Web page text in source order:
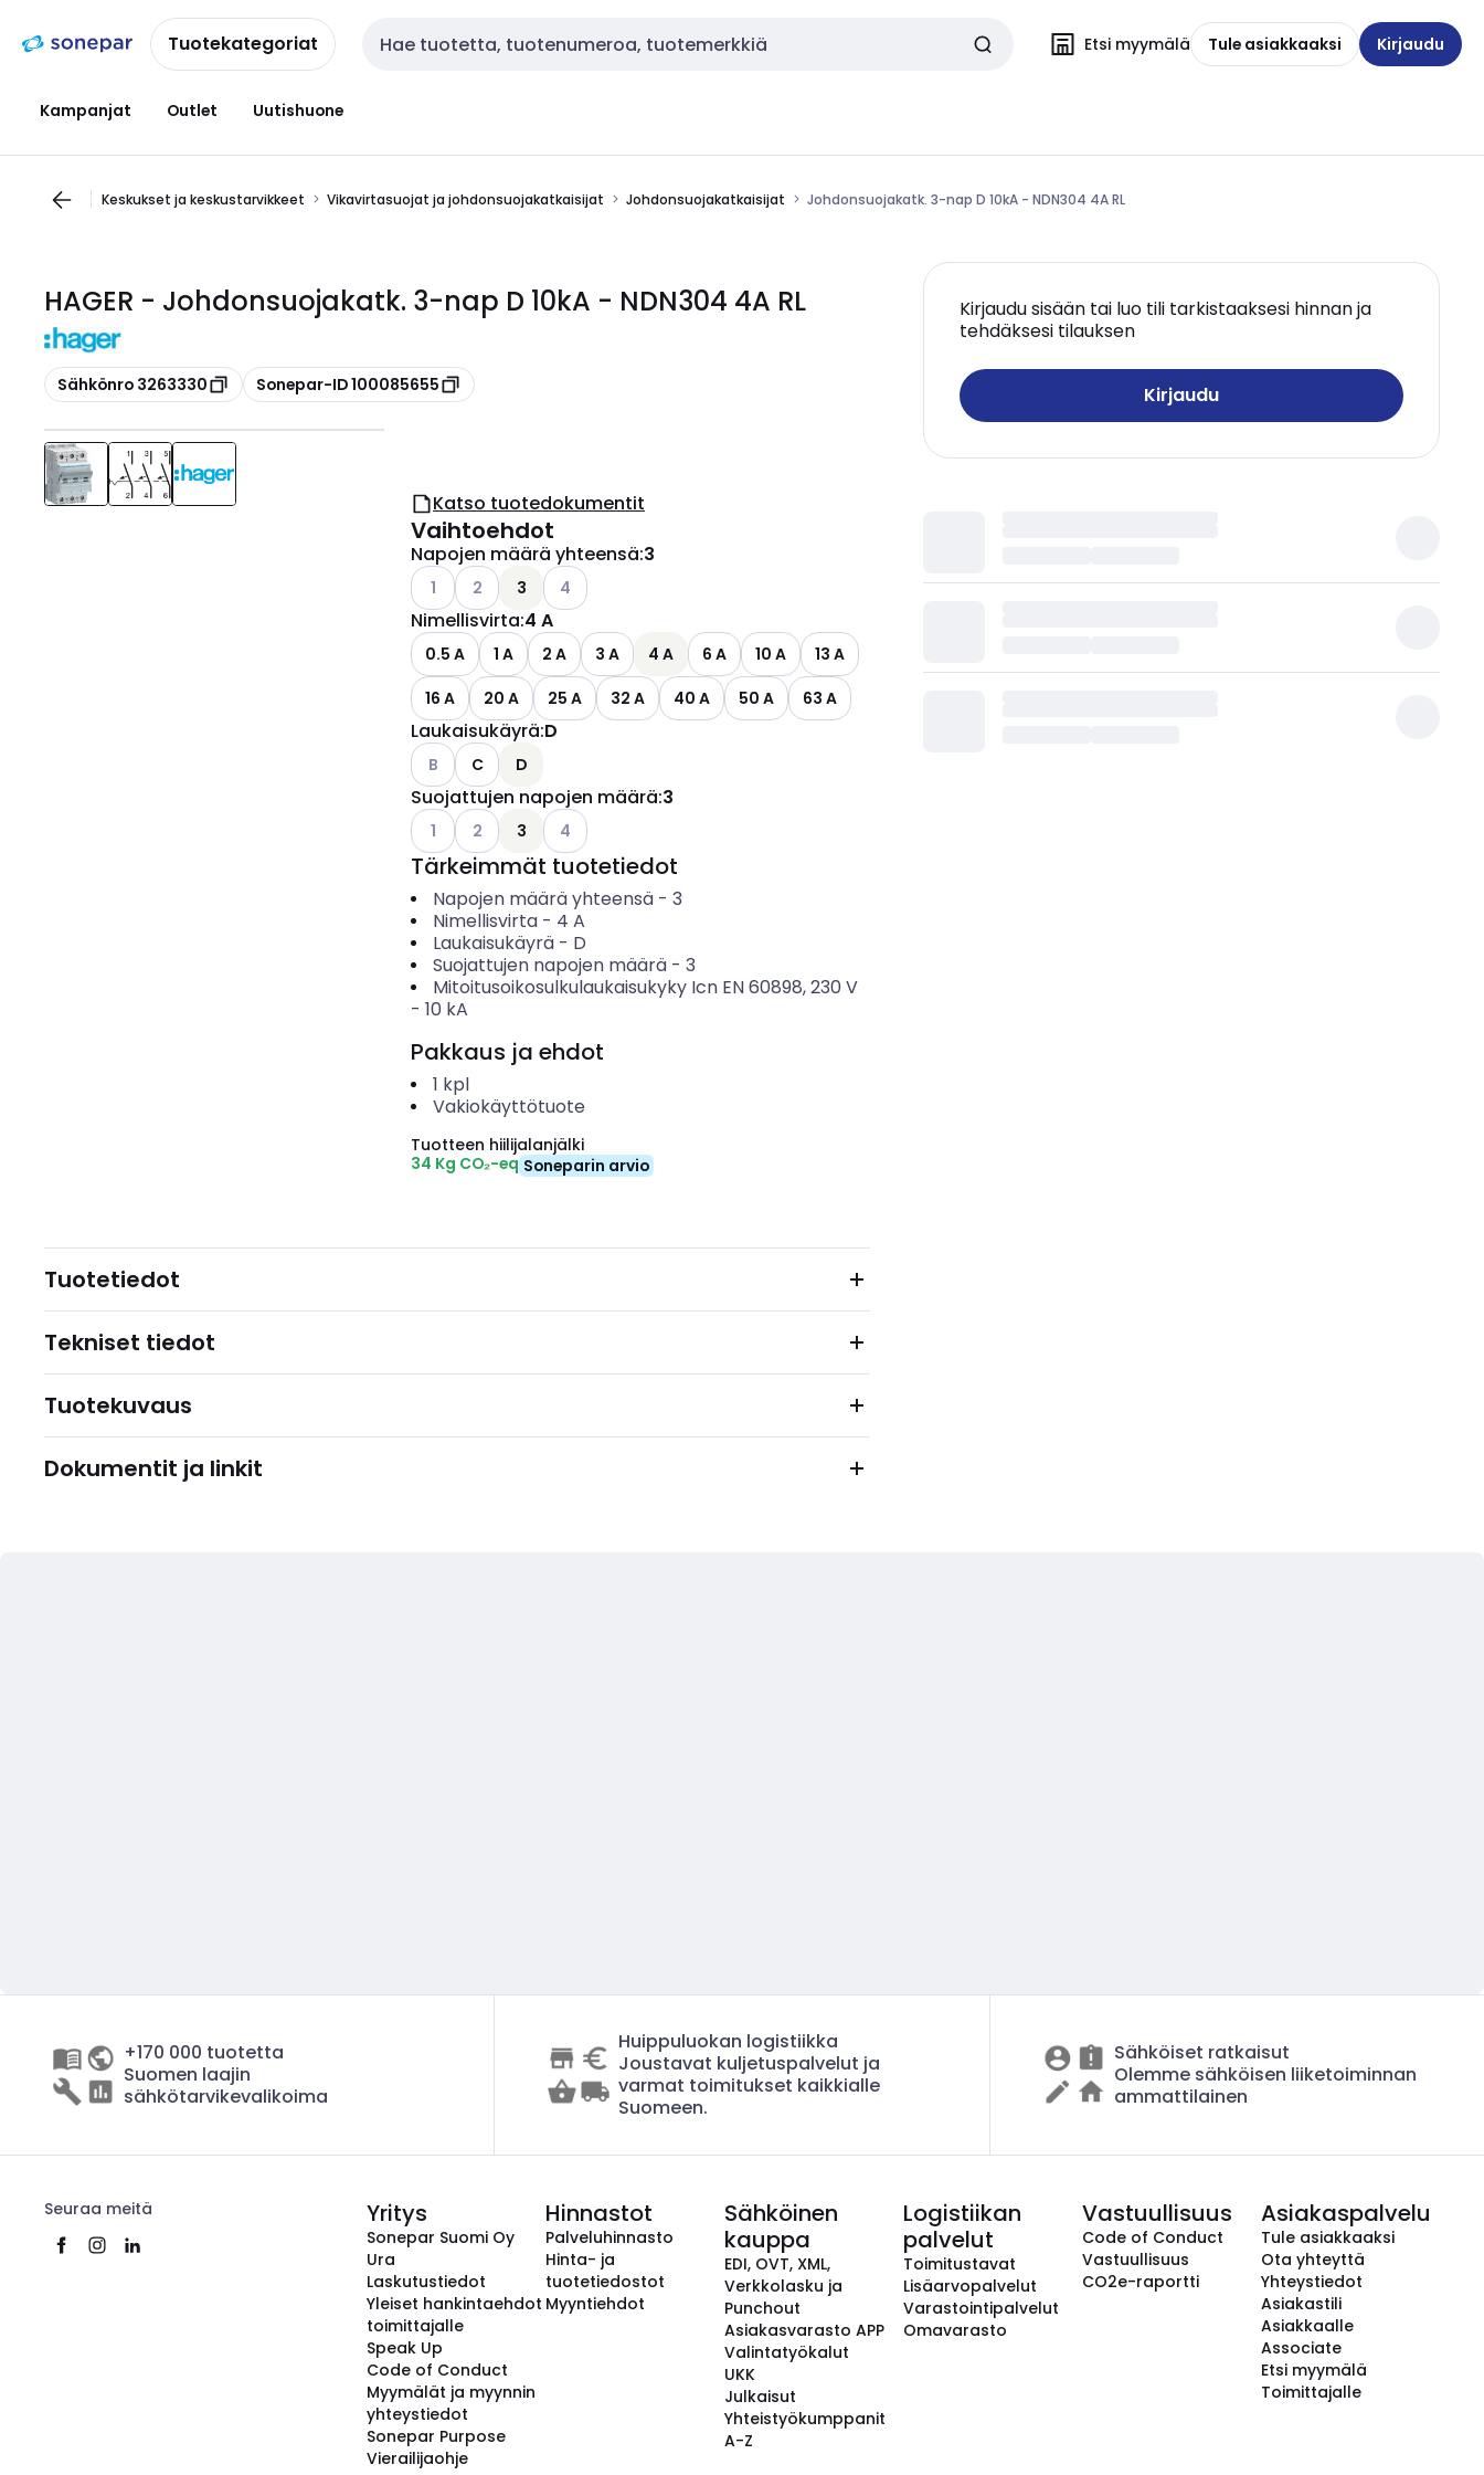
navigointiinsisältöönTuotekategoriat Haku Etsi myymälä Tule asiakkaaksi Kirjaudu
Kampanjat Outlet Uutishuone
Keskukset ja keskustarvikkeet Vikavirtasuojat ja johdonsuojakatkaisijat Johdonsuojakatkaisijat Johdonsuojakatk. 3-nap D 10kA - NDN304 4A RL
HAGER - Johdonsuojakatk. 3-nap D 10kA - NDN304 4A RL
Kopioi
Sähkönro 3263330 Kopioi
Sonepar-ID 100085655
Kirjaudu sisään tai luo tili tarkistaaksesi hinnan ja
tehdäksesi tilauksen
Kirjaudu
Katso tuotedokumentit
Vaihtoehdot
Napojen määrä yhteensä:3
Katso käytettävissä olevat vaihtoehdot
1 Katso käytettävissä olevat vaihtoehdot
2 3 Katso käytettävissä olevat vaihtoehdot
4
Nimellisvirta:4 A
0.5 A 1 A 2 A 3 A 4 A 6 A 10 A
13 A
16 A
20 A 25 A 32 A 40 A 50 A 63 A
Laukaisukäyrä:D
Katso käytettävissä olevat vaihtoehdot
B C D
Suojattujen napojen määrä:3
Katso käytettävissä olevat vaihtoehdot
1 Katso käytettävissä olevat vaihtoehdot
2 3 Katso käytettävissä olevat vaihtoehdot
4
Tärkeimmät tuotetiedot
Napojen määrä yhteensä- 3
Nimellisvirta- 4 A
Laukaisukäyrä- D
Suojattujen napojen määrä- 3
Mitoitusoikosulkulaukaisukyky Icn EN 60898, 230 V
- 10 kA
Pakkaus ja ehdot
1 kpl
Vakiokäyttötuote
Tuotteen hiilijalanjälki
34 Kg CO₂-eq Soneparin arvio
Tuotetiedot
Tekniset tiedot
Tuotekuvaus
Dokumentit ja linkit
+170 000 tuotetta
Suomen laajin
sähkötarvikevalikoima
Huippuluokan logistiikka
Joustavat kuljetuspalvelut ja
varmat toimitukset kaikkialle
Suomeen.
Sähköiset ratkaisut
Olemme sähköisen liiketoiminnan
ammattilainen
Seuraa meitä Yritys
Sonepar Suomi Oy
Ura
Laskutustiedot
Yleiset hankintaehdot
toimittajalle
Speak Up
Code of Conduct
Myymälät ja myynnin
yhteystiedot
Sonepar Purpose
Vierailijaohje
Hinnastot
Palveluhinnasto
Hinta- ja
tuotetiedostot
Myyntiehdot
Sähköinen
kauppa
EDI, OVT, XML,
Verkkolasku ja
Punchout
Asiakasvarasto APP
Valintatyökalut
UKK
Julkaisut
Yhteistyökumppanit
A-Z
Logistiikan
palvelut
Toimitustavat
Lisäarvopalvelut
Varastointipalvelut
Omavarasto
Vastuullisuus
Code of Conduct
Vastuullisuus
CO2e-raportti
Asiakaspalvelu
Tule asiakkaaksi
Ota yhteyttä
Yhteystiedot
Asiakastili
Asiakkaalle
Associate
Etsi myymälä
Toimittajalle